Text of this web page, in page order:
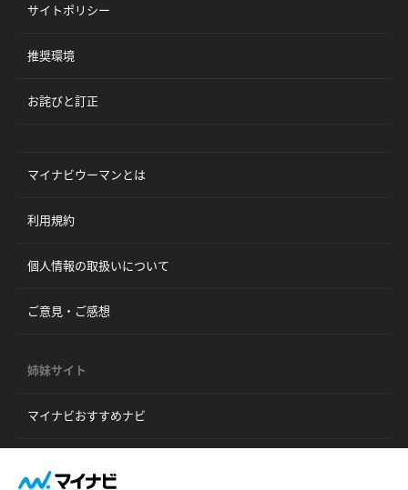
サイトポリシー
推奨環境
お詫びと訂正
マイナビウーマンとは
利用規約
個人情報の取扱いについて
ご意見・ご感想
姉妹サイト
マイナビおすすめナビ